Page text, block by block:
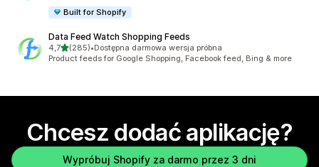
Built for Shopify
Data Feed Watch Shopping Feeds
4,7na 5 gwiazdek
(285)
Łączna liczba recenzji: 285
•Dostępna darmowa wersja próbna
Product feeds for Google Shopping, Facebook feed, Bing & more
Chcesz dodać aplikację?
Wypróbuj Shopify za darmo przez 3 dni